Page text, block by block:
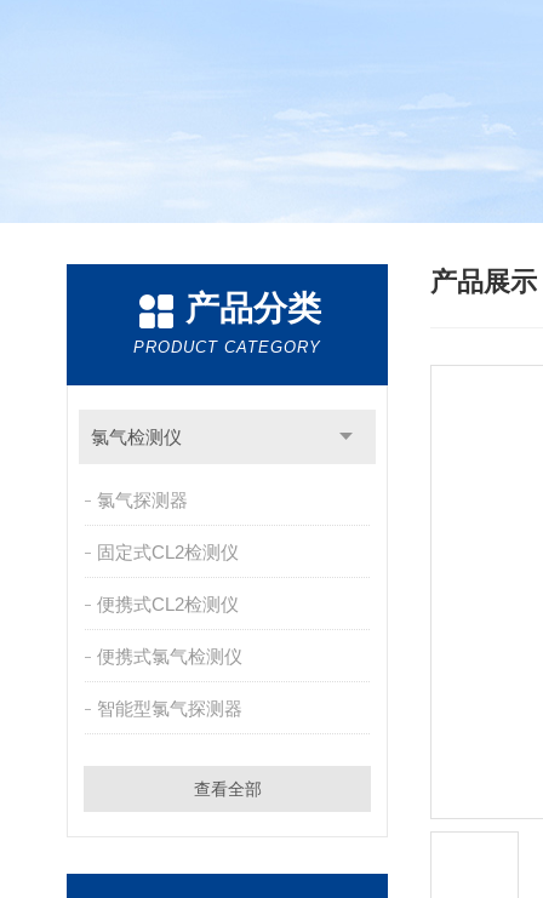
产品分类
PRODUCT CATEGORY
氯气检测仪
氯气探测器
固定式CL2检测仪
便携式CL2检测仪
便携式氯气检测仪
智能型氯气探测器
查看全部
产品展示